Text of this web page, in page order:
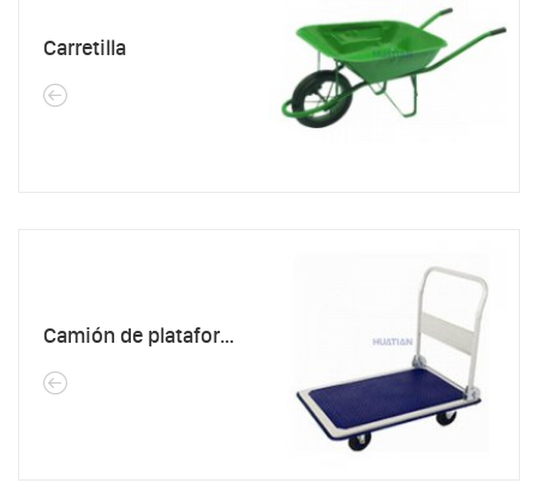
Carretilla
Camión de plataforma